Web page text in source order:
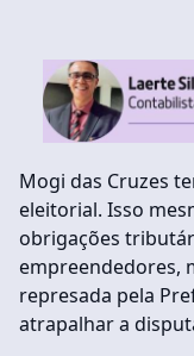
Mogi das Cruzes
eleitorial. Isso
obrigações
empreendedores,
represada pela
atrapalhar a